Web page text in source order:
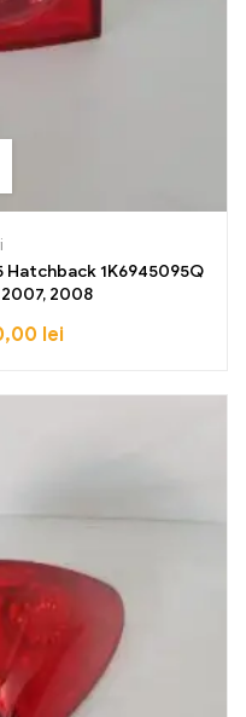
1K6945095Q
2008
lei